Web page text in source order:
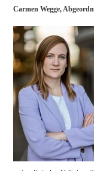
Carmen Wegge,